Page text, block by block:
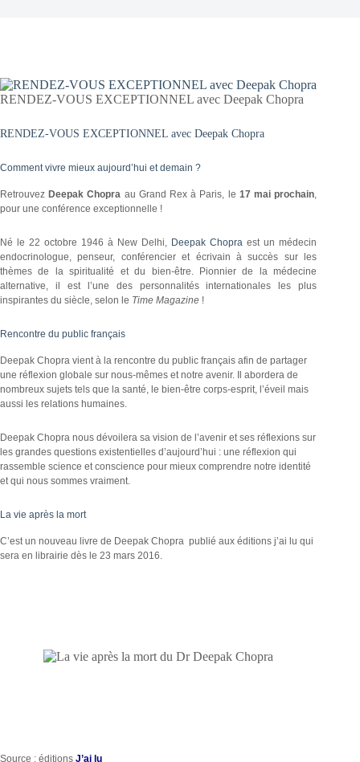
RENDEZ-VOUS EXCEPTIONNEL avec Deepak Chopra
RENDEZ-VOUS EXCEPTIONNEL avec Deepak Chopra
Comment vivre mieux aujourd’hui et demain ?
Retrouvez Deepak Chopra au Grand Rex à Paris, le 17 mai prochain,
pour une conférence exceptionnelle !
Né le 22 octobre 1946 à New Delhi, Deepak Chopra est un médecin
endocrinologue, penseur, conférencier et écrivain à succès sur les
thèmes de la spiritualité et du bien-être. Pionnier de la médecine
alternative, il est l’une des personnalités internationales les plus
inspirantes du siècle, selon le Time Magazine !
Rencontre du public français
Deepak Chopra vient à la rencontre du public français afin de partager
une réflexion globale sur nous-mêmes et notre avenir. Il abordera de
nombreux sujets tels que la santé, le bien-être corps-esprit, l’éveil mais
aussi les relations humaines.
Deepak Chopra nous dévoilera sa vision de l’avenir et ses réflexions sur
les grandes questions existentielles d’aujourd’hui : une réflexion qui
rassemble science et conscience pour mieux comprendre notre identité
et qui nous sommes vraiment.
La vie après la mort
C’est un nouveau livre de Deepak Chopra publié aux éditions j’ai lu qui
sera en librairie dès le 23 mars 2016.
Source : éditions J’ai lu